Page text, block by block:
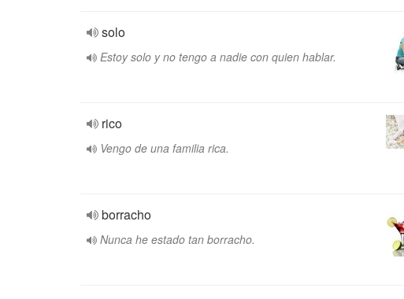
solo
Estoy solo y no tengo a nadie con quien hablar.
rico
Vengo de una familia rica.
borracho
Nunca he estado tan borracho.